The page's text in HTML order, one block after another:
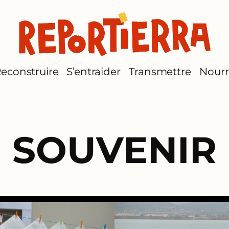
S’entraider Transmettre
SOUVENIR